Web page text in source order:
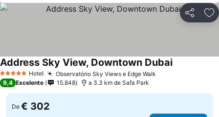
Partilhar
5 Estrelas Hotel Observatório Sky Views e Edge Walk
Address Sky View, Downtown Dubai
9,4 Excelente 15.848 a 3.3 km de Safa Park
De € 302